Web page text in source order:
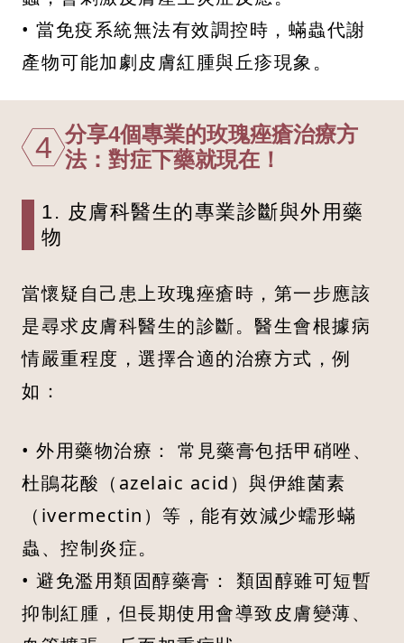
• 當免疫系統無法有效調控時，蟎蟲代謝
產物可能加劇皮膚紅腫與丘疹現象。
4 分享4個專業的玫瑰痤瘡治療方
法：對症下藥就現在！
1. 皮膚科醫生的專業診斷與外用藥
物
當懷疑自己患上玫瑰痤瘡時，第一步應該
是尋求皮膚科醫生的診斷。醫生會根據病
情嚴重程度，選擇合適的治療方式，例
如：
• 外用藥物治療： 常見藥膏包括甲硝唑、
杜鵑花酸（azelaic acid）與伊維菌素
（ivermectin）等，能有效減少蠕形蟎
蟲、控制炎症。
• 避免濫用類固醇藥膏： 類固醇雖可短暫
抑制紅腫，但長期使用會導致皮膚變薄、